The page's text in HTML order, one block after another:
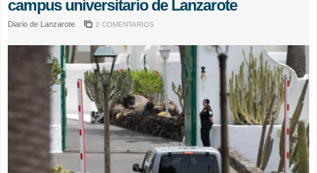
campus universitario de Lanzarote
Diario de Lanzarote 2 COMENTARIOS